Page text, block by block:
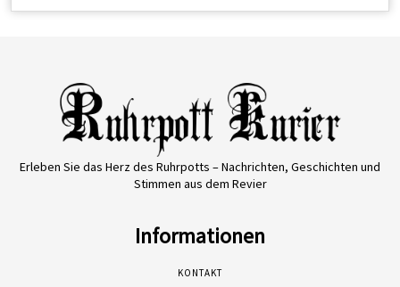
Erleben Sie das Herz des Ruhrpotts – Nachrichten, Geschichten und
Stimmen aus dem Revier
Informationen
KONTAKT